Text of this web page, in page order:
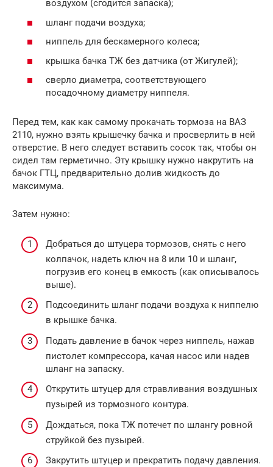
воздухом (сгодится запаска);
шланг подачи воздуха;
ниппель для бескамерного колеса;
крышка бачка ТЖ без датчика (от Жигулей);
сверло диаметра, соответствующего
посадочному диаметру ниппеля.
Перед тем, как как самому прокачать тормоза на ВАЗ
2110, нужно взять крышечку бачка и просверлить в ней
отверстие. В него следует вставить сосок так, чтобы он
сидел там герметично. Эту крышку нужно накрутить на
бачок ГТЦ, предварительно долив жидкость до
максимума.
Затем нужно:
Добраться до штуцера тормозов, снять с него
колпачок, надеть ключ на 8 или 10 и шланг,
погрузив его конец в емкость (как описывалось
выше).
Подсоединить шланг подачи воздуха к ниппелю
в крышке бачка.
Подать давление в бачок через ниппель, нажав
пистолет компрессора, качая насос или надев
шланг на запаску.
Открутить штуцер для стравливания воздушных
пузырей из тормозного контура.
Дождаться, пока ТЖ потечет по шлангу ровной
струйкой без пузырей.
Закрутить штуцер и прекратить подачу давления.